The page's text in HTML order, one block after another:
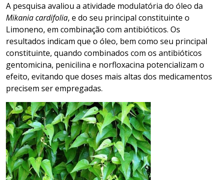
A pesquisa avaliou a atividade modulatória do óleo da
Mikania cardifolia, e do seu principal constituinte o
Limoneno, em combinação com antibióticos. Os
resultados indicam que o óleo, bem como seu principal
constituinte, quando combinados com os antibióticos
gentomicina, penicilina e norfloxacina potencializam o
efeito, evitando que doses mais altas dos medicamentos
precisem ser empregadas.